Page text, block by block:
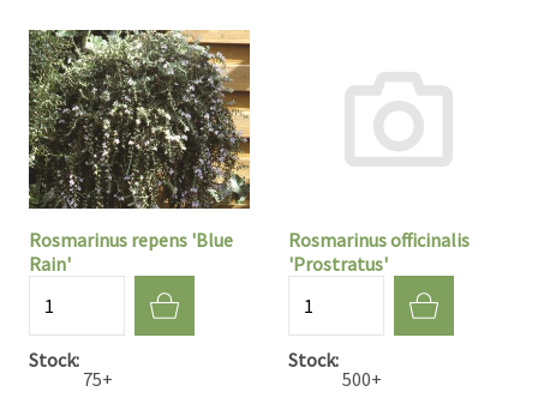
Rosmarinus repens 'Blue
Rain'
Stock
75+
Rosmarinus officinalis
'Prostratus'
Stock
500+